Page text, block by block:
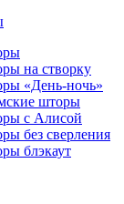
на створку
«День-ночь»
шторы
с Алисой
без сверления
блэкаут